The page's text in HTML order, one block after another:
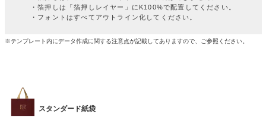
・箔押しは「箔押しレイヤー」にK100%で配置してください。
・フォントはすべてアウトライン化してください。
※テンプレート内にデータ作成に関する注意点が記載してありますので、ご参照ください。
スタンダード紙袋